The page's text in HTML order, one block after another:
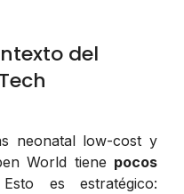
del
neonatal low-cost y
World tiene pocos
es estratégico: